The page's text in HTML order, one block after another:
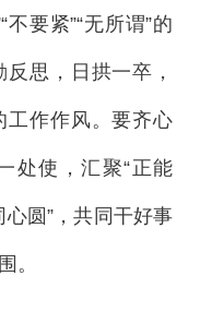
要紧”“无所谓”的
思，日拱一卒，
工作作风。要齐心
处使，汇聚“正能
心圆”，共同干好事
。